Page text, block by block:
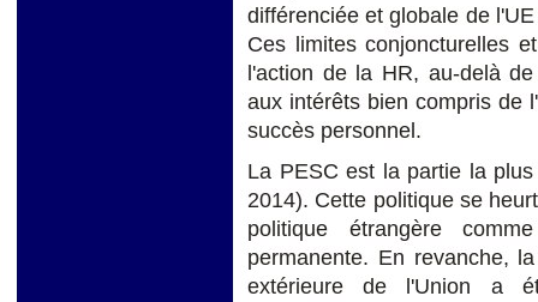
différenciée et globale de
Ces limites conjoncturelles
l'action de la HR, au-delà
aux intérêts bien compris de
succès personnel.
La PESC est la partie la
2014). Cette politique se
politique étrangère
permanente. En revanche,
extérieure de l'Union a